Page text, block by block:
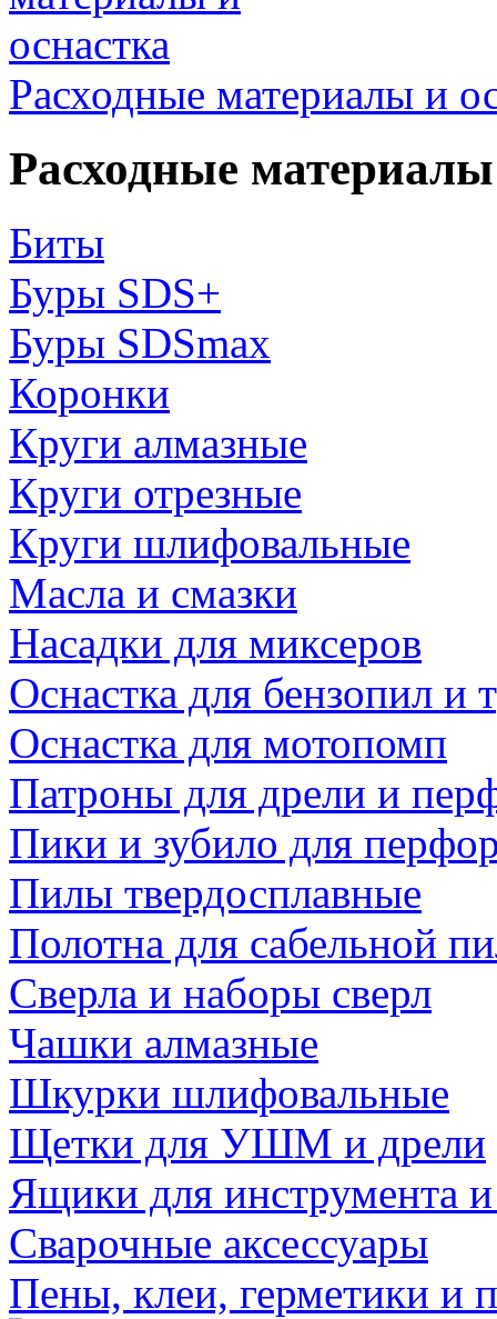
Расходные материалы и
Расходные
Биты
Буры SDS+
Буры SDSmax
Коронки
Круги алмазные
Круги отрезные
Круги шлифовальные
Масла и смазки
Насадки для миксеров
Оснастка для бензопил и
Оснастка для мотопомп
Патроны для дрели и
Пики и зубило для
Пилы твердосплавные
Полотна для сабельной
Сверла и наборы сверл
Чашки алмазные
Шкурки шлифовальные
Щетки для УШМ и дрели
Ящики для инструмента
Сварочные аксессуары
Пены, клеи, герметики и